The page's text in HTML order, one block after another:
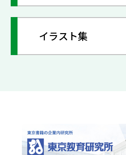
イラスト集